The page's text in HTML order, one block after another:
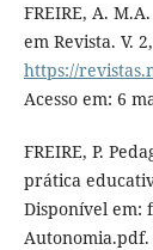
FREIRE, A.
em Revista. V.
https://
Acesso em: 6
FREIRE, P.
prática
Disponível em:
Autonomia.pdf.